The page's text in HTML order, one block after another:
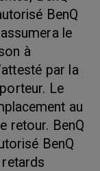
BenQ
le
à
par la
Le
au
retour. BenQ
BenQ